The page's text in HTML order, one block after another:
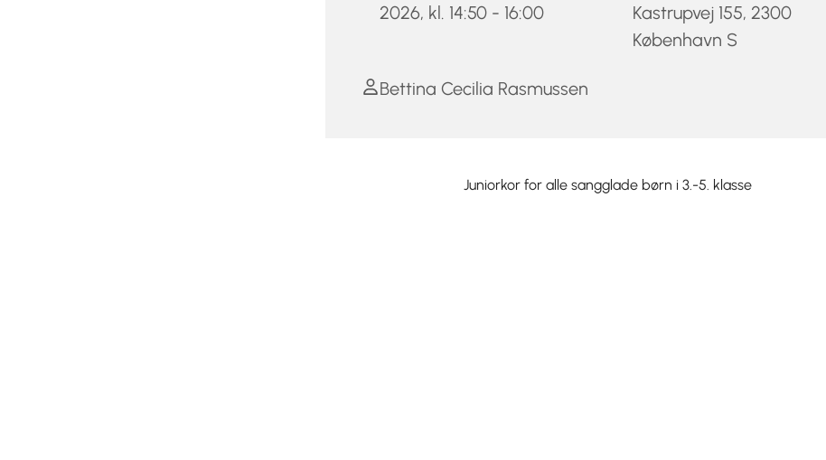
2026, kl. 14:50 - 16:00
Kastrupvej 155, 2300
København S
Bettina Cecilia Rasmussen
Juniorkor for alle sangglade børn i 3.-5. klasse